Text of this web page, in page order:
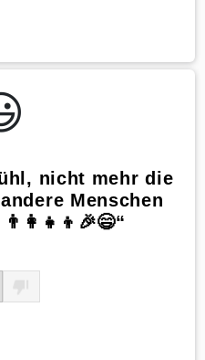
nicht mehr die
Menschen